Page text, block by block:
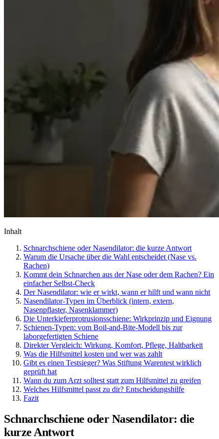
Inhalt
Schnarchschiene oder Nasendilator: die kurze Antwort
Warum die Ursache über die Wahl entscheidet (Nase vs.
Rachen)
Kommt dein Schnarchen aus der Nase oder dem Rachen? Ein
einfacher Selbst-Check
Der Nasendilator: wie er wirkt, wann er hilft und wann nicht
Nasendilator-Typen im Überblick (intern, extern,
Nasenpflaster, Nasenklammer)
Die Unterkieferprotrusionsschiene: Wirkprinzip und Eignung
Schienen-Typen: vom Boil-and-Bite-Modell bis zur
laborgefertigten Schiene
Direkter Vergleich: Wirkung, Komfort, Pflege, Haltbarkeit
Was die Hilfsmittel kosten und wer was zahlt
Gibt es einen Testsieger? Was Stiftung Warentest wirklich
geprüft hat
Wann du zum Arzt solltest statt zum Hilfsmittel zu greifen
Welches Hilfsmittel passt zu dir? Entscheidungshilfe
Fazit
Schnarchschiene oder Nasendilator: die
kurze Antwort